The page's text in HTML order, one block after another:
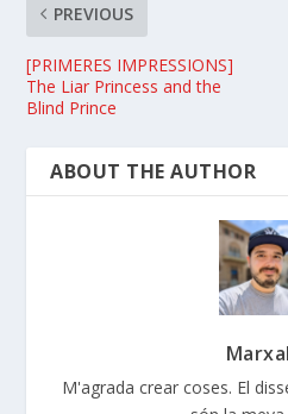
PREVIOUS
[PRIMERES IMPRESSIONS]
The Liar Princess and the
Blind Prince
ABOUT THE AUTHOR
M'agrada crear coses. El